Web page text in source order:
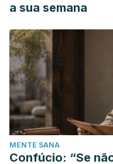
a sua semana
MENTE SANA
Confúcio: “Se